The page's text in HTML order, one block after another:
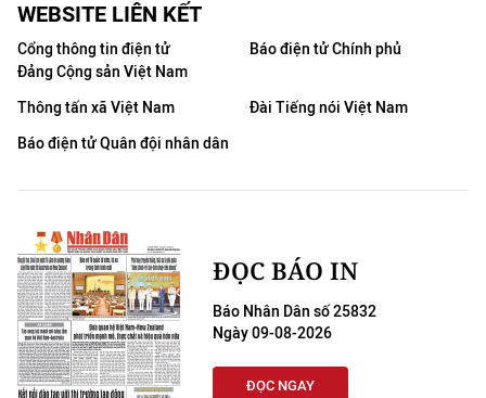
WEBSITE LIÊN KẾT
Cổng thông tin điện tử
Đảng Cộng sản Việt Nam
Báo điện tử Chính phủ
Thông tấn xã Việt Nam
Đài Tiếng nói Việt Nam
Báo điện tử Quân đội nhân dân
ĐỌC BÁO IN
Báo Nhân Dân số 25832
Ngày 09-08-2026
ĐỌC NGAY